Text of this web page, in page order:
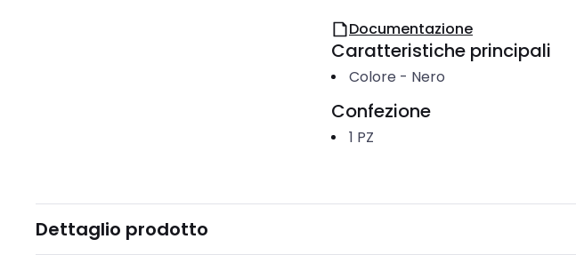
Documentazione
Caratteristiche principali
Colore - Nero
Confezione
1 PZ
Dettaglio prodotto